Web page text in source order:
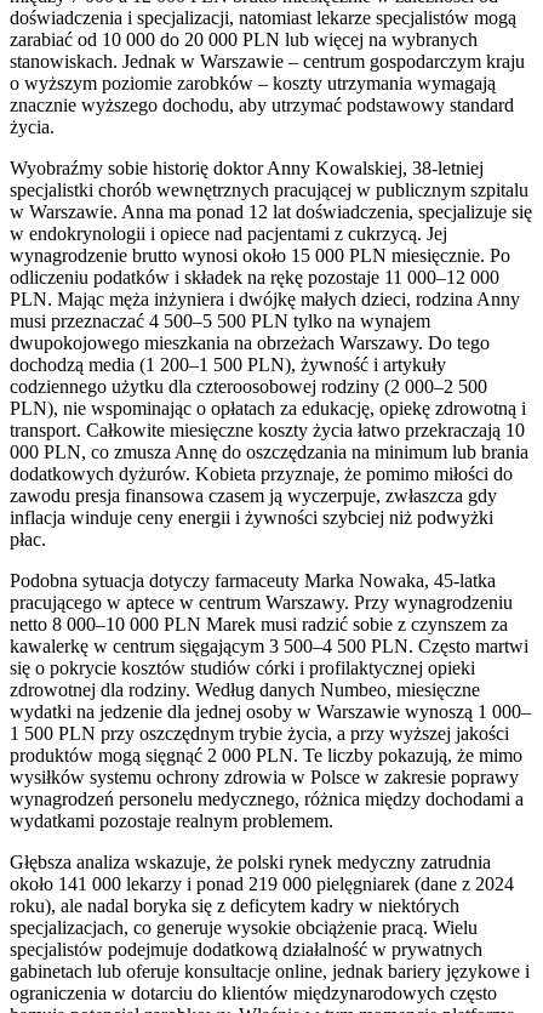
doświadczenia i specjalizacji, natomiast lekarze specjalistów mogą
zarabiać od 10 000 do 20 000 PLN lub więcej na wybranych
stanowiskach. Jednak w Warszawie – centrum gospodarczym kraju
o wyższym poziomie zarobków – koszty utrzymania wymagają
znacznie wyższego dochodu, aby utrzymać podstawowy standard
życia.
Wyobraźmy sobie historię doktor Anny Kowalskiej, 38-letniej
specjalistki chorób wewnętrznych pracującej w publicznym szpitalu
w Warszawie. Anna ma ponad 12 lat doświadczenia, specjalizuje się
w endokrynologii i opiece nad pacjentami z cukrzycą. Jej
wynagrodzenie brutto wynosi około 15 000 PLN miesięcznie. Po
odliczeniu podatków i składek na rękę pozostaje 11 000–12 000
PLN. Mając męża inżyniera i dwójkę małych dzieci, rodzina Anny
musi przeznaczać 4 500–5 500 PLN tylko na wynajem
dwupokojowego mieszkania na obrzeżach Warszawy. Do tego
dochodzą media (1 200–1 500 PLN), żywność i artykuły
codziennego użytku dla czteroosobowej rodziny (2 000–2 500
PLN), nie wspominając o opłatach za edukację, opiekę zdrowotną i
transport. Całkowite miesięczne koszty życia łatwo przekraczają 10
000 PLN, co zmusza Annę do oszczędzania na minimum lub brania
dodatkowych dyżurów. Kobieta przyznaje, że pomimo miłości do
zawodu presja finansowa czasem ją wyczerpuje, zwłaszcza gdy
inflacja winduje ceny energii i żywności szybciej niż podwyżki
płac.
Podobna sytuacja dotyczy farmaceuty Marka Nowaka, 45-latka
pracującego w aptece w centrum Warszawy. Przy wynagrodzeniu
netto 8 000–10 000 PLN Marek musi radzić sobie z czynszem za
kawalerkę w centrum sięgającym 3 500–4 500 PLN. Często martwi
się o pokrycie kosztów studiów córki i profilaktycznej opieki
zdrowotnej dla rodziny. Według danych Numbeo, miesięczne
wydatki na jedzenie dla jednej osoby w Warszawie wynoszą 1 000–
1 500 PLN przy oszczędnym trybie życia, a przy wyższej jakości
produktów mogą sięgnąć 2 000 PLN. Te liczby pokazują, że mimo
wysiłków systemu ochrony zdrowia w Polsce w zakresie poprawy
wynagrodzeń personelu medycznego, różnica między dochodami a
wydatkami pozostaje realnym problemem.
Głębsza analiza wskazuje, że polski rynek medyczny zatrudnia
około 141 000 lekarzy i ponad 219 000 pielęgniarek (dane z 2024
roku), ale nadal boryka się z deficytem kadry w niektórych
specjalizacjach, co generuje wysokie obciążenie pracą. Wielu
specjalistów podejmuje dodatkową działalność w prywatnych
gabinetach lub oferuje konsultacje online, jednak bariery językowe i
ograniczenia w dotarciu do klientów międzynarodowych często